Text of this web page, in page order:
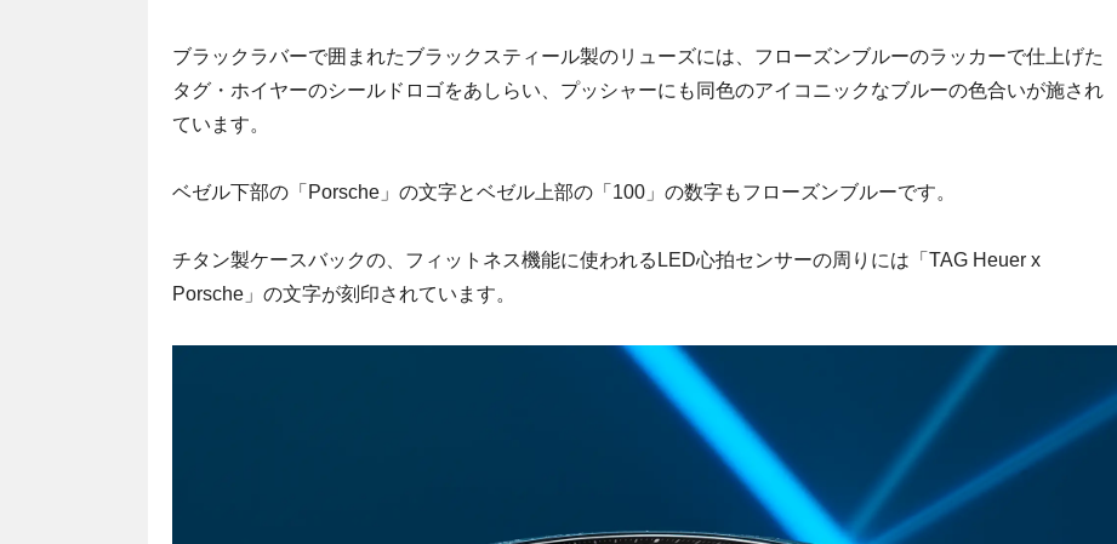
ブラックラバーで囲まれたブラックスティール製のリューズには、フローズンブルーのラッカーで仕上げた
タグ・ホイヤーのシールドロゴをあしらい、プッシャーにも同色のアイコニックなブルーの色合いが施され
ています。
ベゼル下部の「Porsche」の文字とベゼル上部の「100」の数字もフローズンブルーです。
チタン製ケースバックの、フィットネス機能に使われるLED心拍センサーの周りには「TAG Heuer x
Porsche」の文字が刻印されています。